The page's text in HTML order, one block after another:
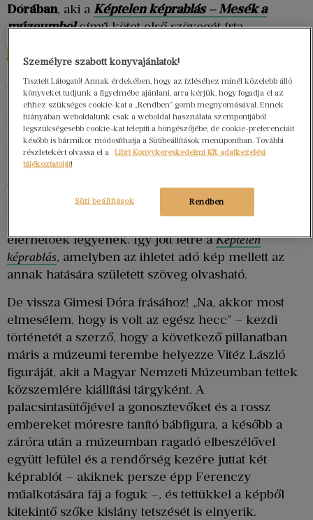
Dórában, aki a Képtelen képrablás – Mesék a
múzeumból című kötet első szövegét írta.
A Képtelen képrablás izgalmas koncepció.
A történet a múzeumban kezdődött, ahol a Mini
Textúra címet viselő programsorozatban képekhez
készített bábelőadásokat mutattak be, amelyeket
aztán korlátozott számú előadáson lehetett
megtekinteni. APagony Kiadóaztán úgy gondolta,
ez olyan jó alapötlet, hogy muszáj
továbbfejleszteniük. Ezért felkérték a bábokra írt
minidrámák szerzőit, írjanak meséket, hogy azok
elérhetőek legyenek. Így jött létre aKéptelen
képrablás, amelyben az ihletet adó kép mellett az
annak hatására született szöveg olvasható.
De vissza Gimesi Dóra írásához! „Na, akkor most
elmesélem, hogy is volt az egész hecc” – kezdi
történetét a szerző, hogy a következő pillanatban
máris a múzeumi terembe helyezze Vitéz László
figuráját, akit a Magyar Nemzeti Múzeumban tettek
közszemlére kiállítási tárgyként. A
palacsintasütőjével a gonosztevőket és a rossz
embereket móresre tanító bábfigura, a később a
záróra után a múzeumban ragadó elbeszélővel
együtt lefülel és a rendőrség kezére juttat két
képrablót – akiknek persze épp Ferenczy
műalkotására fáj a foguk –, és tettükkel a képből
kitekintő szőke kislány tetszését is elnyerik.
Személyre szabott könyvajánlatok!
Tisztelt Látogató! Annak érdekében, hogy az ízléséhez minél közelebb álló
könyveket tudjunk a figyelmébe ajánlani, arra kérjük, hogy fogadja el az
ehhez szükséges cookie-kat a „Rendben” gomb megnyomásával. Ennek
hiányában weboldalunk csak a weboldal használata szempontjából
legszükségesebb cookie-kat telepíti a böngészőjébe, de cookie-preferenciáit
később is bármikor módosíthatja a Sütibeállítások menüpontban. További
részletekért olvassa el a
Libri Könyvkereskedelmi Kft. adatkezelési
tájékoztatóját!
Rendben
Süti beállítások